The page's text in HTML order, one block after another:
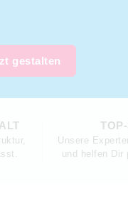
gestalten
Unsere
und helfen Dir